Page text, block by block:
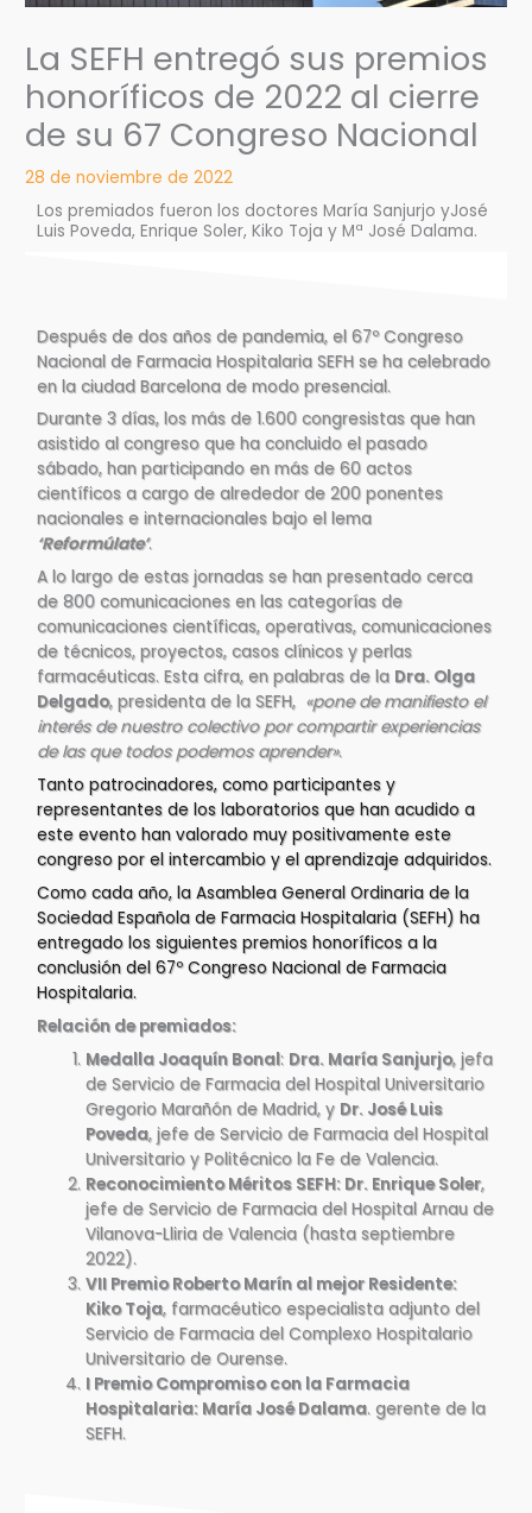
La SEFH entregó sus premios
honoríficos de 2022 al cierre
de su 67 Congreso Nacional
28 de noviembre de 2022
Los premiados fueron los doctores María Sanjurjo yJosé
Luis Poveda, Enrique Soler, Kiko Toja y Mª José Dalama.
Después de dos años de pandemia, el 67º Congreso
Nacional de Farmacia Hospitalaria SEFH se ha celebrado
en la ciudad Barcelona de modo presencial.
Durante 3 días, los más de 1.600 congresistas que han
asistido al congreso que ha concluido el pasado
sábado, han participando en más de 60 actos
científicos a cargo de alrededor de 200 ponentes
nacionales e internacionales bajo el lema
‘Reformúlate’.
A lo largo de estas jornadas se han presentado cerca
de 800 comunicaciones en las categorías de
comunicaciones científicas, operativas, comunicaciones
de técnicos, proyectos, casos clínicos y perlas
farmacéuticas. Esta cifra, en palabras de la Dra. Olga
Delgado, presidenta de la SEFH, «pone de manifiesto el
interés de nuestro colectivo por compartir experiencias
de las que todos podemos aprender».
Tanto patrocinadores, como participantes y
representantes de los laboratorios que han acudido a
este evento han valorado muy positivamente este
congreso por el intercambio y el aprendizaje adquiridos.
Como cada año, la Asamblea General Ordinaria de la
Sociedad Española de Farmacia Hospitalaria (SEFH) ha
entregado los siguientes premios honoríficos a la
conclusión del 67º Congreso Nacional de Farmacia
Hospitalaria.
Relación de premiados:
Medalla Joaquín Bonal: Dra. María Sanjurjo, jefa
de Servicio de Farmacia del Hospital Universitario
Gregorio Marañón de Madrid, y Dr. José Luis
Poveda, jefe de Servicio de Farmacia del Hospital
Universitario y Politécnico la Fe de Valencia.
Reconocimiento Méritos SEFH: Dr. Enrique Soler,
jefe de Servicio de Farmacia del Hospital Arnau de
Vilanova-Lliria de Valencia (hasta septiembre
2022).
VII Premio Roberto Marín al mejor Residente:
Kiko Toja, farmacéutico especialista adjunto del
Servicio de Farmacia del Complexo Hospitalario
Universitario de Ourense.
I Premio Compromiso con la Farmacia
Hospitalaria: María José Dalama. gerente de la
SEFH.